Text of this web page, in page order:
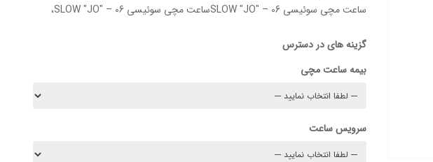
ساعت مچی سوئیسی SLOW "JO" – 06ساعت مچی سوئیسی SLOW "JO" – 06،
گزینه های در دسترس
بیمه ساعت مچی
سرویس ساعت